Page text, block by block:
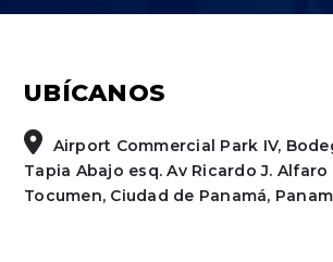
UBÍCANOS
Airport Commercial Park IV,
Tapia Abajo esq. Av Ricardo J. Alfaro
Tocumen, Ciudad de Panamá,